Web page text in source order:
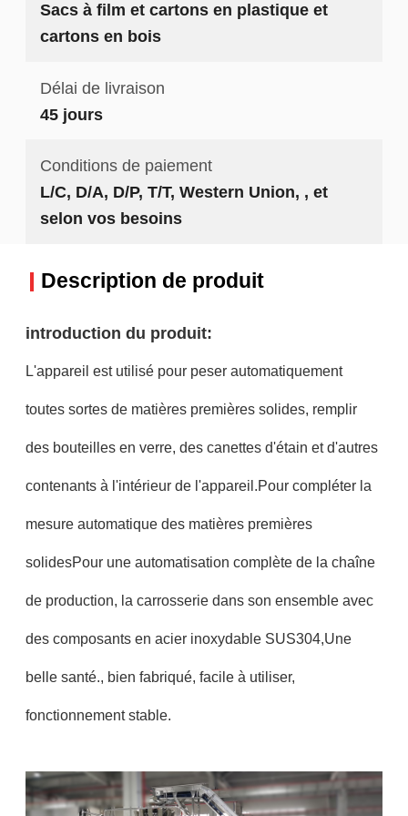
Sacs à film et cartons en plastique et
cartons en bois
Délai de livraison
45 jours
Conditions de paiement
L/C, D/A, D/P, T/T, Western Union, , et
selon vos besoins
Description de produit
introduction du produit:
L'appareil est utilisé pour peser automatiquement
toutes sortes de matières premières solides, remplir
des bouteilles en verre, des canettes d'étain et d'autres
contenants à l'intérieur de l'appareil.Pour compléter la
mesure automatique des matières premières
solidesPour une automatisation complète de la chaîne
de production, la carrosserie dans son ensemble avec
des composants en acier inoxydable SUS304,Une
belle santé., bien fabriqué, facile à utiliser,
fonctionnement stable.